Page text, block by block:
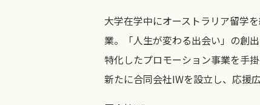
大学在学中にオーストラリア留学
業。「人生が変わる出会い」の創
特化したプロモーション事業を手
新たに合同会社IWを設立し、応援